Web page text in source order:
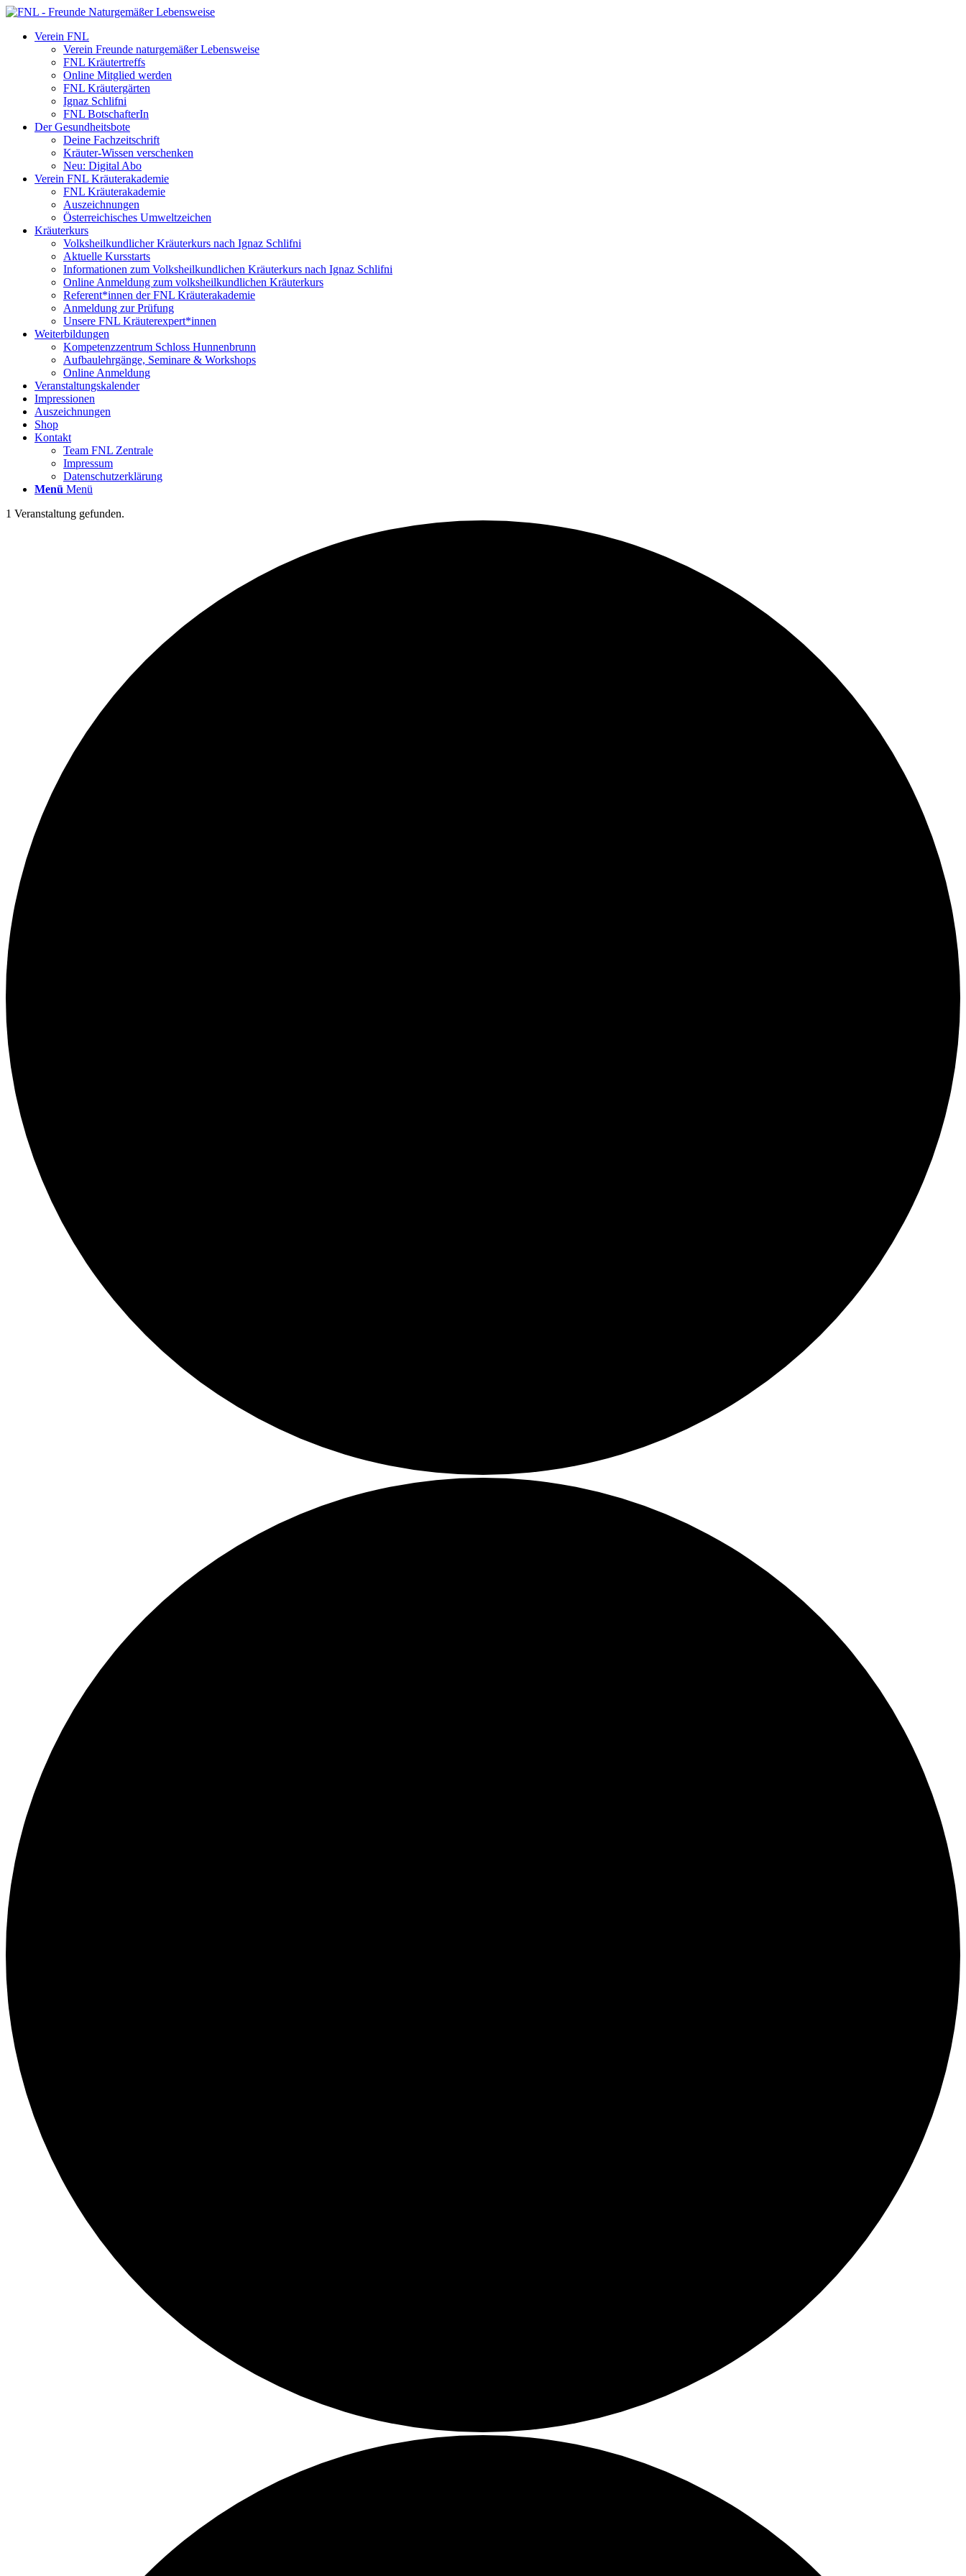
Verein FNL
Verein Freunde naturgemäßer Lebensweise
FNL Kräutertreffs
Online Mitglied werden
FNL Kräutergärten
Ignaz Schlifni
FNL BotschafterIn
Der Gesundheitsbote
Deine Fachzeitschrift
Kräuter-Wissen verschenken
Neu: Digital Abo
Verein FNL Kräuterakademie
FNL Kräuterakademie
Auszeichnungen
Österreichisches Umweltzeichen
Kräuterkurs
Volksheilkundlicher Kräuterkurs nach Ignaz Schlifni
Aktuelle Kursstarts
Informationen zum Volksheilkundlichen Kräuterkurs nach Ignaz Schlifni
Online Anmeldung zum volksheilkundlichen Kräuterkurs
Referent*innen der FNL Kräuterakademie
Anmeldung zur Prüfung
Unsere FNL Kräuterexpert*innen
Weiterbildungen
Kompetenzzentrum Schloss Hunnenbrunn
Aufbaulehrgänge, Seminare & Workshops
Online Anmeldung
Veranstaltungskalender
Impressionen
Auszeichnungen
Shop
Kontakt
Team FNL Zentrale
Impressum
Datenschutzerklärung
Menü Menü
1 Veranstaltung gefunden.